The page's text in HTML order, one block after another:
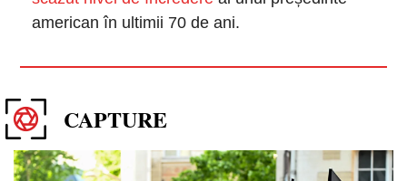
american în ultimii 70 de ani.
CAPTURE